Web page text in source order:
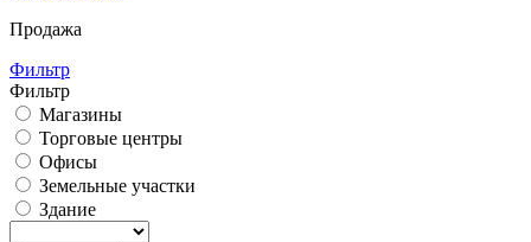
Продажа
Фильтр
Фильтр
Магазины
Торговые центры
Офисы
Земельные участки
Здание